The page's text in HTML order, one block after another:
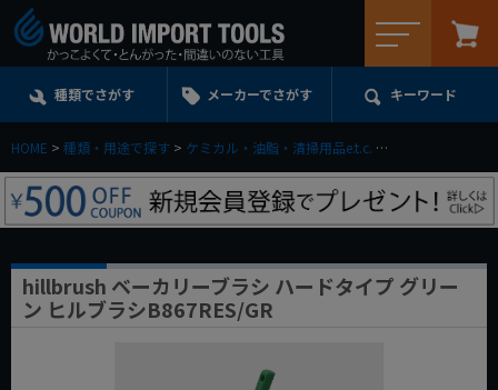
種類でさがす メーカーでさがす キーワード
HOME 種類・用途で探す ケミカル・油脂・清掃用品e.t.c.
hillbrush ベーカリーブラシ ハードタイプ グリー
ン ヒルブラシB867RES/GR